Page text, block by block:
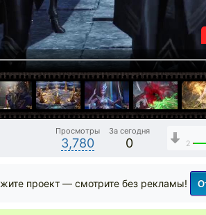
Просмотры
3,780
За сегодня
0 2
проект — смотрите без рекламы!